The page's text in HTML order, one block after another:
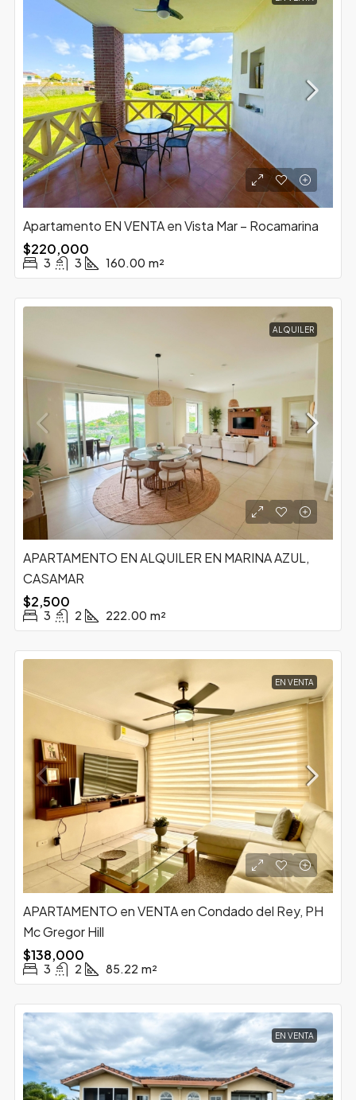
Apartamento EN VENTA en Vista Mar – Rocamarina
$220,000
3 3 160.00 m²
ALQUILER
APARTAMENTO EN ALQUILER EN MARINA AZUL,
CASAMAR
$2,500
3 2 222.00 m²
EN VENTA
APARTAMENTO en VENTA en Condado del Rey, PH
Mc Gregor Hill
$138,000
3 2 85.22 m²
EN VENTA